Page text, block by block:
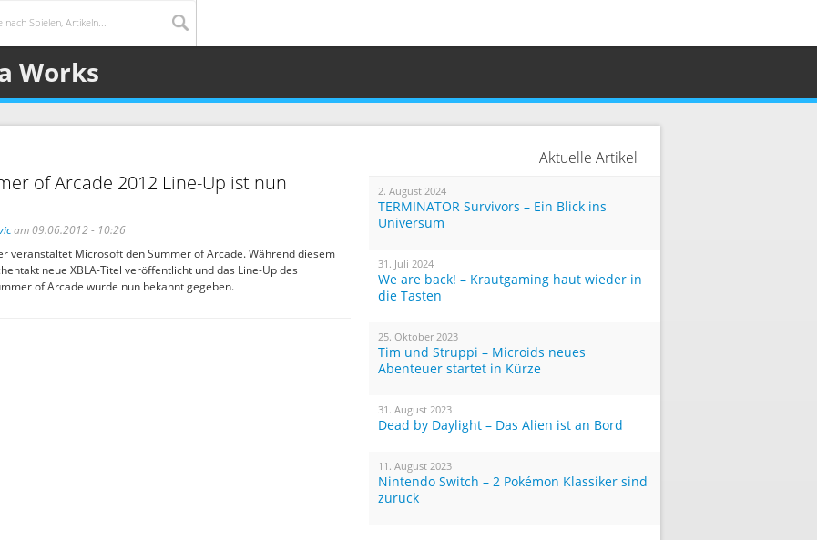
Works
of Arcade 2012 Line-Up ist nun
am 09.06.2012 - 10:26
veranstaltet Microsoft den Summer of Arcade. Während diesem
neue XBLA-Titel veröffentlicht und das Line-Up des
of Arcade wurde nun bekannt gegeben.
Aktuelle Artikel
2. August 2024
TERMINATOR Survivors – Ein Blick ins
Universum
31. Juli 2024
We are back! – Krautgaming haut wieder in
die Tasten
25. Oktober 2023
Tim und Struppi – Microids neues
Abenteuer startet in Kürze
31. August 2023
Dead by Daylight – Das Alien ist an Bord
11. August 2023
Nintendo Switch – 2 Pokémon Klassiker sind
zurück